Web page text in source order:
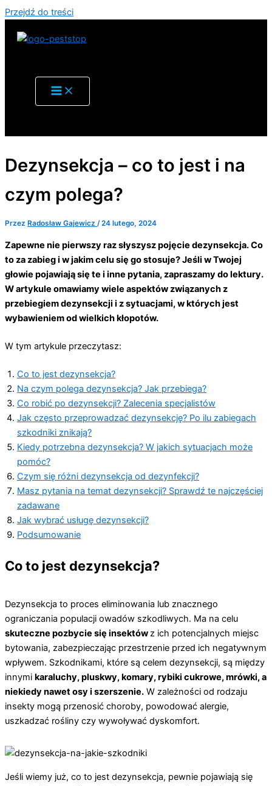
Przejdź do treści
Dezynsekcja – co to jest i na
czym polega?
Przez Radosław Gajewicz /24 lutego, 2024
Zapewne nie pierwszy raz słyszysz pojęcie dezynsekcja. Co
to za zabieg i w jakim celu się go stosuje? Jeśli w Twojej
głowie pojawiają się te i inne pytania, zapraszamy do lektury.
W artykule omawiamy wiele aspektów związanych z
przebiegiem dezynsekcji i z sytuacjami, w których jest
wybawieniem od wielkich kłopotów.
W tym artykule przeczytasz:
Co to jest dezynsekcja?
Na czym polega dezynsekcja? Jak przebiega?
Co robić po dezynsekcji? Zalecenia specjalistów
Jak często przeprowadzać dezynsekcję? Po ilu zabiegach
szkodniki znikają?
Kiedy potrzebna dezynsekcja? W jakich sytuacjach może
pomóc?
Czym się różni dezynsekcja od dezynfekcji?
Masz pytania na temat dezynsekcji? Sprawdź te najczęściej
zadawane
Jak wybrać usługę dezynsekcji?
Podsumowanie
Co to jest dezynsekcja?
Dezynsekcja to proces eliminowania lub znacznego
ograniczania populacji owadów szkodliwych. Ma na celu
skuteczne pozbycie się insektówz ich potencjalnych miejsc
bytowania, zabezpieczając przestrzenie przed ich negatywnym
wpływem. Szkodnikami, które są celem dezynsekcji, są między
innymi karaluchy, pluskwy, komary, rybiki cukrowe, mrówki, a
niekiedy nawet osy i szerszenie. W zależności od rodzaju
insekty mogą przenosić choroby, powodować alergie,
uszkadzać rośliny czy wywoływać dyskomfort.
Jeśli wiemy już, co to jest dezynsekcja, pewnie pojawiają się